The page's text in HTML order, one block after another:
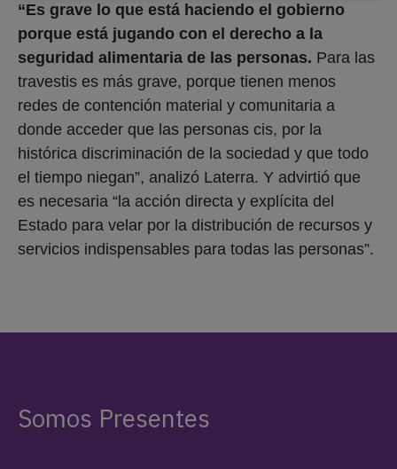
“Es grave lo que está haciendo el gobierno
porque está jugando con el derecho a la
seguridad alimentaria de las personas. Para las
travestis es más grave, porque tienen menos
redes de contención material y comunitaria a
donde acceder que las personas cis, por la
histórica discriminación de la sociedad y que todo
el tiempo niegan”, analizó Laterra. Y advirtió que
es necesaria “la acción directa y explícita del
Estado para velar por la distribución de recursos y
servicios indispensables para todas las personas”.
Somos Presentes